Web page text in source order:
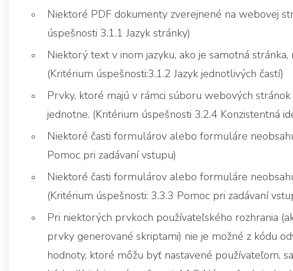
Niektoré PDF dokumenty zverejnené na webovej
úspešnosti 3.1.1 Jazyk stránky)
Niektorý text v inom jazyku, ako je samotná
(Kritérium úspešnosti:3.1.2 Jazyk jednotlivých častí)
Prvky, ktoré majú v rámci súboru webových
jednotne. (Kritérium úspešnosti 3.2.4 Konzistentná
Niektoré časti formulárov alebo formuláre
Pomoc pri zadávaní vstupu)
Niektoré časti formulárov alebo formuláre
(Kritérium úspešnosti: 3.3.3 Pomoc pri zadávaní
Pri niektorých prvkoch používateľského rozhrania
prvky generované skriptami) nie je možné z kódu
hodnoty, ktoré môžu byť nastavené používateľom,